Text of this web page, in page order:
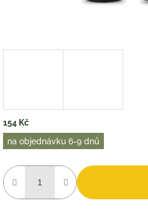
154 Kč
Měrná
cena:
na objednávku 6-9 dnů